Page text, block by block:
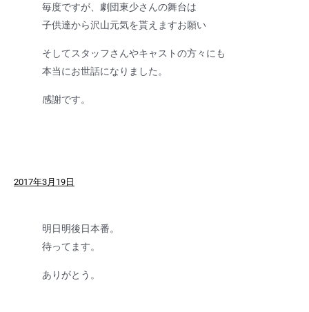
毎度ですが、劇団東少さんの舞台は
子供達から沢山元気を貰えますお願い
そしてスタッフさんやキャストの方々にも
本当にお世話になりました。
感謝です。
2017年3月19日
明日明後日本番。
待ってます。
ありがとう。